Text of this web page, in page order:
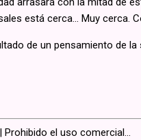
está cerca... Muy cerca.
de un pensamiento de la
| Prohibido el uso comercial...